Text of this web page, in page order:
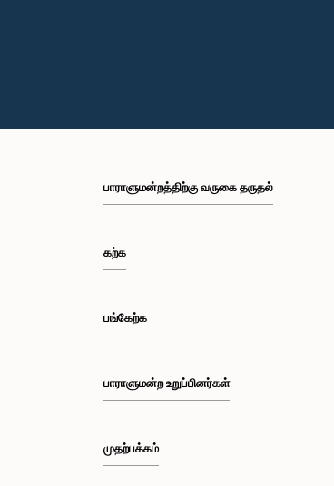
பாராளுமன்றத்திற்கு வருகை தருதல்
கற்க
பங்கேற்க
பாராளுமன்ற உறுப்பினர்கள்
முதற்பக்கம்